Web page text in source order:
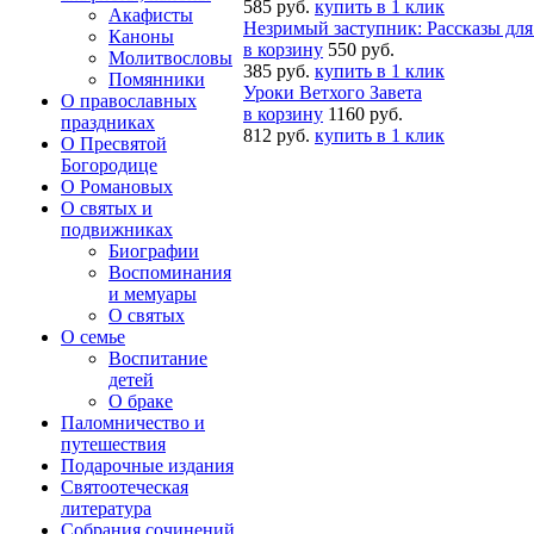
Акафисты
Каноны
Молитвословы
Помянники
О православных
праздниках
О Пресвятой
Богородице
О Романовых
О святых и
подвижниках
Биографии
Воспоминания
и мемуары
О святых
О семье
Воспитание
детей
О браке
Паломничество и
путешествия
Подарочные издания
Святоотеческая
литература
Собрания сочинений
585 руб. купить в 1 клик
Незримый заступник: Рассказы
в корзину 550 руб.
385 руб. купить в 1 клик
Уроки Ветхого Завета
в корзину 1160 руб.
812 руб. купить в 1 клик